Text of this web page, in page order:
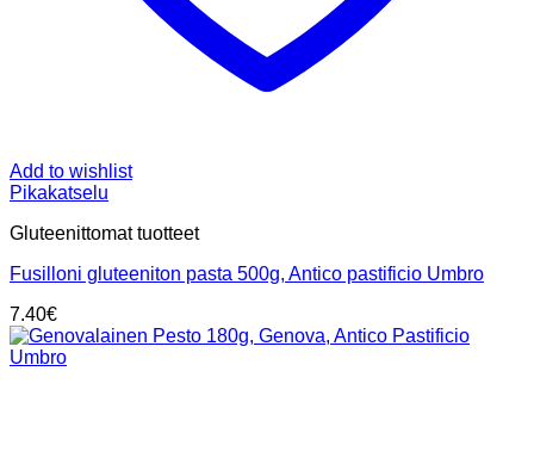
Add to wishlist
Pikakatselu
Gluteenittomat tuotteet
Fusilloni gluteeniton pasta 500g, Antico pastificio Umbro
7.40€